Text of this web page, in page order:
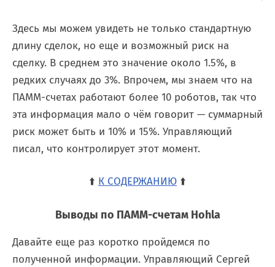
Здесь мы можем увидеть не только стандартную
длину сделок, но еще и возможный риск на
сделку. В среднем это значение около 1.5%, в
редких случаях до 3%. Впрочем, мы знаем что на
ПАММ-счетах работают более 10 роботов, так что
эта информация мало о чём говорит — суммарный
риск может быть и 10% и 15%. Управляющий
писал, что контролирует этот момент.
⬆️ К СОДЕРЖАНИЮ ⬆️
Выводы по ПАММ-счетам Hohla
Давайте еще раз коротко пройдемся по
полученной информации. Управляющий Сергей